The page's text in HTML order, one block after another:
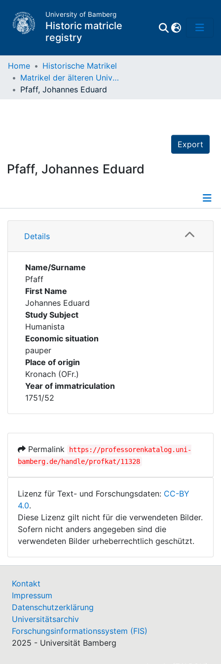
University of Bamberg
Historic matricle
registry
Matrikel
Home
Historische Matrikel
Matrikel der älteren Universität
Pfaff, Johannes Eduard
Export
Pfaff, Johannes Eduard
Details
Details
Name/Surname
Pfaff
First Name
Johannes Eduard
Study Subject
Humanista
Economic situation
pauper
Place of origin
Kronach (OFr.)
Year of immatriculation
1751/52
Permalink
https://professorenkatalog.uni-
bamberg.de/handle/profkat/11328
Lizenz für Text- und Forschungsdaten: CC-BY
4.0.
Diese Lizenz gilt nicht für die verwendeten Bilder.
Sofern nicht anders angegeben sind die
verwendeten Bilder urheberrechtlich geschützt.
Kontakt
Impressum
Datenschutzerklärung
Universitätsarchiv
Forschungsinformationssystem (FIS)
2025 - Universität Bamberg